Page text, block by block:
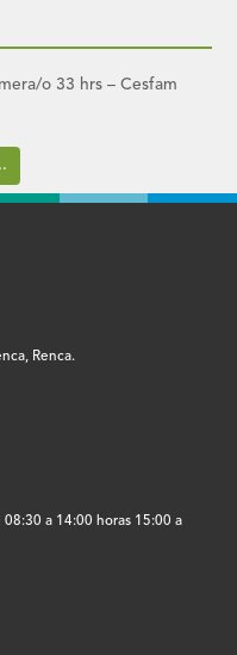
o 33 hrs – Cesfam
Renca.
a 14:00 horas 15:00 a